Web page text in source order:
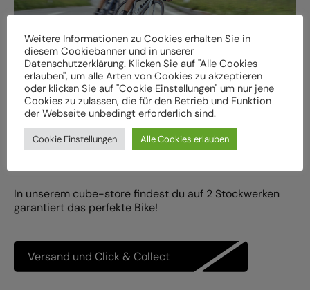
Online Bike finden.
In unserem cube-store findest du auf 2 Stockwerken
garantiert das perfekte Bike!
Versand und Click & Collect
Weitere Informationen zu Cookies erhalten Sie in
diesem Cookiebanner und in unserer
Datenschutzerklärung. Klicken Sie auf "Alle Cookies
erlauben", um alle Arten von Cookies zu akzeptieren
oder klicken Sie auf "Cookie Einstellungen" um nur jene
Cookies zu zulassen, die für den Betrieb und Funktion
der Webseite unbedingt erforderlich sind.
Cookie Einstellungen Alle Cookies erlauben